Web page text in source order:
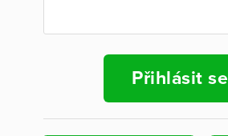
Přihlásit se